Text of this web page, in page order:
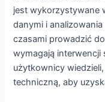
jest wykorzystywane
danymi i
czasami prowadzić
wymagają interwencji
użytkownicy
techniczną, aby